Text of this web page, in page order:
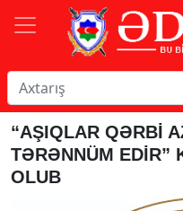
“AŞIQLAR QƏRBİ
TƏRƏNNÜM EDİR”
OLUB